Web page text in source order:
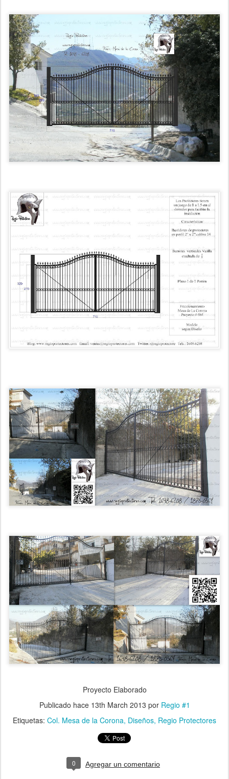
Proyecto Elaborado
Publicado hace 13th March 2013 por Regio #1
Etiquetas: Col. Mesa de la Corona Diseños Regio Protectores
0 Agregar un comentario